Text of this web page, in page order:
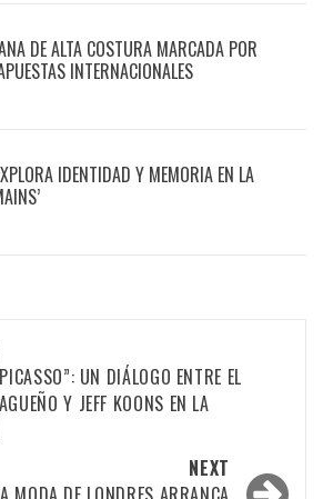
DE ALTA COSTURA MARCADA POR
INTERNACIONALES
IDENTIDAD Y MEMORIA EN LA
UN DIÁLOGO ENTRE EL
Y JEFF KOONS EN LA
NEXT